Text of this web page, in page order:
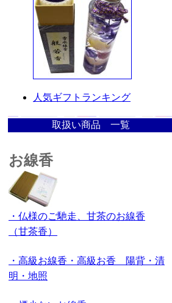
人気ギフトランキング
取扱い商品 一覧
お線香
・仏様のご馳走、甘茶のお線香
（甘茶香）
・高級お線香・高級お香 陽背・清
明・地照